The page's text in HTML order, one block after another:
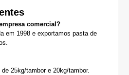
comercial?
em 1998 e exportamos pasta de
25kg/tambor e 20kg/tambor.